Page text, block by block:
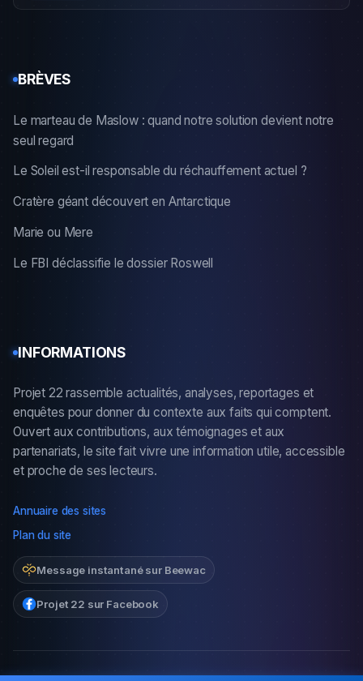
BRÈVES
Le marteau de Maslow : quand notre solution devient notre
seul regard
Le Soleil est-il responsable du réchauffement actuel ?
Cratère géant découvert en Antarctique
Marie ou Mere
Le FBI déclassifie le dossier Roswell
INFORMATIONS
Projet 22 rassemble actualités, analyses, reportages et
enquêtes pour donner du contexte aux faits qui comptent.
Ouvert aux contributions, aux témoignages et aux
partenariats, le site fait vivre une information utile, accessible
et proche de ses lecteurs.
Annuaire des sites
Plan du site
Message instantané sur Beewac
Projet 22 sur Facebook